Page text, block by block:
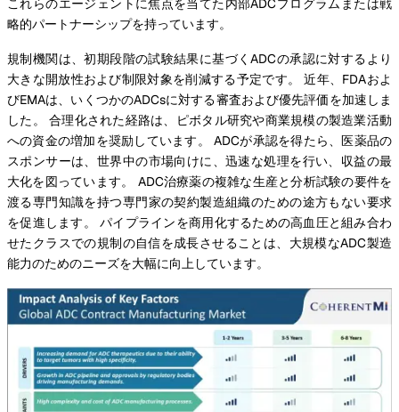
略的パートナーシップを持っています。
規制機関は、初期段階の試験結果に基づくADCの承認に対するより
大きな開放性および制限対象を削減する予定です。 近年、FDAおよ
びEMAは、いくつかのADCsに対する審査および優先評価を加速しま
した。 合理化された経路は、ピボタル研究や商業規模の製造業活動
への資金の増加を奨励しています。 ADCが承認を得たら、医薬品の
スポンサーは、世界中の市場向けに、迅速な処理を行い、収益の最
大化を図っています。 ADC治療薬の複雑な生産と分析試験の要件を
渡る専門知識を持つ専門家の契約製造組織のための途方もない要求
を促進します。 パイプラインを商用化するための高血圧と組み合わ
せたクラスでの規制の自信を成長させることは、大規模なADC製造
能力のためのニーズを大幅に向上しています。